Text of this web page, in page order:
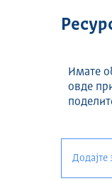
Имате
овде
Додајте